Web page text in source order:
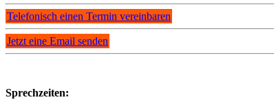
Telefonisch einen Termin vereinbaren
Jetzt eine Email senden
Sprechzeiten: